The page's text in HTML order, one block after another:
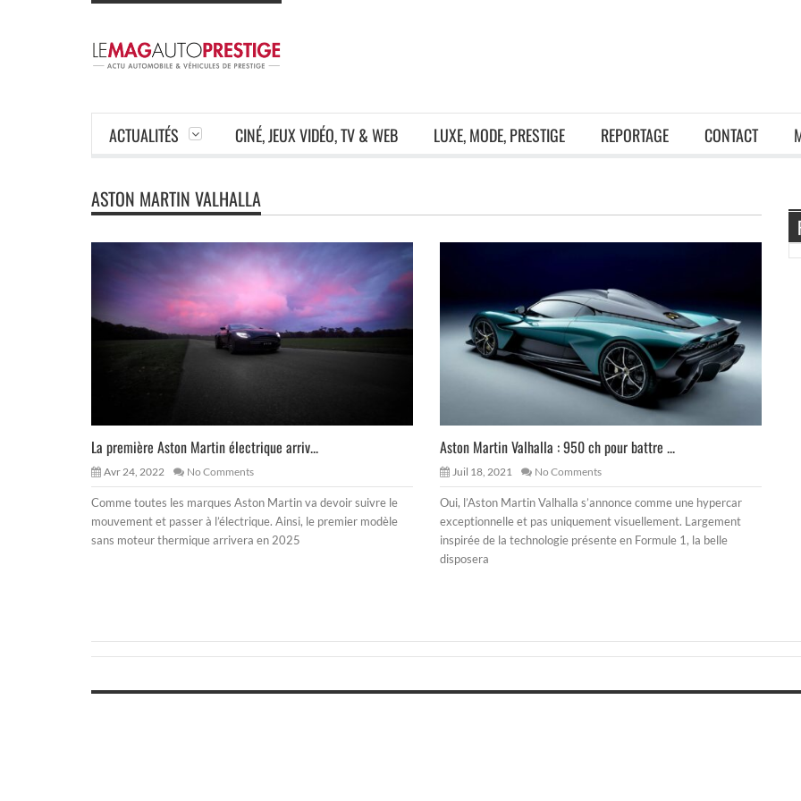
ACTUALITÉS CINÉ, JEUX VIDÉO, TV & WEB LUXE, MODE, PRESTIGE REPORTAGE CONTACT
ASTON MARTIN VALHALLA
La première Aston Martin électrique arriv...
Avr 24, 2022 No Comments
Comme toutes les marques Aston Martin va devoir suivre le
mouvement et passer à l’électrique. Ainsi, le premier modèle
sans moteur thermique arrivera en 2025
Aston Martin Valhalla : 950 ch pour battre ...
Juil 18, 2021 No Comments
Oui, l’Aston Martin Valhalla s’annonce comme une hypercar
exceptionnelle et pas uniquement visuellement. Largement
inspirée de la technologie présente en Formule 1, la belle
disposera